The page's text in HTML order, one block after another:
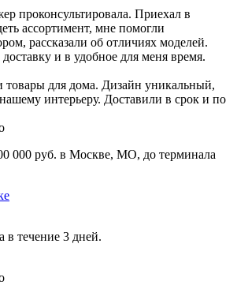
проконсультировала. Приехал в
ассортимент, мне помогли
рассказали об отличиях моделей.
и в удобное для меня время.
товары для дома. Дизайн уникальный,
интерьеру. Доставили в срок и по
000 руб. в Москве, МО, до терминала
в течение 3 дней.